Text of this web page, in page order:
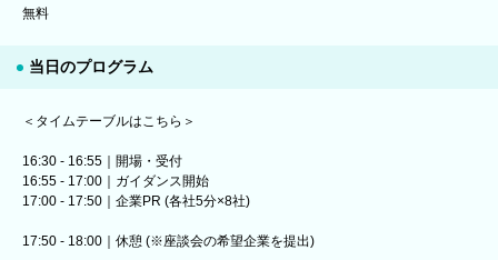
無料
当日のプログラム
＜タイムテーブルはこちら＞
16:30 - 16:55｜開場・受付
16:55 - 17:00｜ガイダンス開始
17:00 - 17:50｜企業PR (各社5分×8社)
17:50 - 18:00｜休憩 (※座談会の希望企業を提出)